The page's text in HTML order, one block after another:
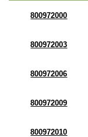
800972000
800972003
800972006
800972009
800972010